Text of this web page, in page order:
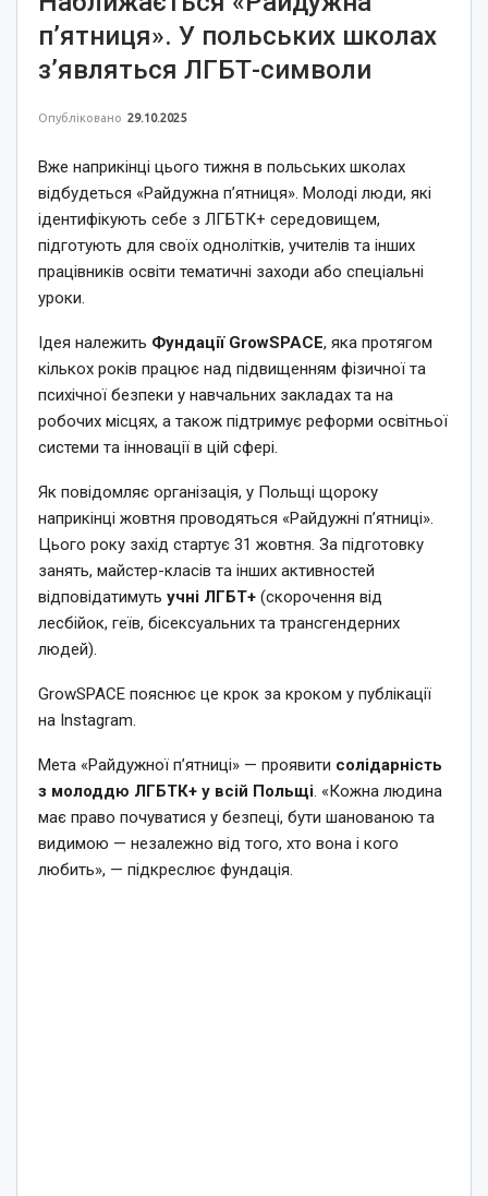
п’ятниця». У польських школах
з’являться ЛГБТ-символи
Опубліковано 29.10.2025
Вже наприкінці цього тижня в польських школах
відбудеться «Райдужна п’ятниця». Молоді люди, які
ідентифікують себе з ЛГБТК+ середовищем,
підготують для своїх однолітків, учителів та інших
працівників освіти тематичні заходи або спеціальні
уроки.
Ідея належить Фундації GrowSPACE, яка протягом
кількох років працює над підвищенням фізичної та
психічної безпеки у навчальних закладах та на
робочих місцях, а також підтримує реформи освітньої
системи та інновації в цій сфері.
Як повідомляє організація, у Польщі щороку
наприкінці жовтня проводяться «Райдужні п’ятниці».
Цього року захід стартує 31 жовтня. За підготовку
занять, майстер-класів та інших активностей
відповідатимуть учні ЛГБТ+ (скорочення від
лесбійок, геїв, бісексуальних та трансгендерних
людей).
GrowSPACE пояснює це крок за кроком у публікації
на Instagram.
Мета «Райдужної п’ятниці» — проявити солідарність
з молоддю ЛГБТК+ у всій Польщі. «Кожна людина
має право почуватися у безпеці, бути шанованою та
видимою — незалежно від того, хто вона і кого
любить», — підкреслює фундація.